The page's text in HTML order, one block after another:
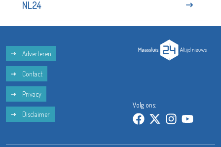
NL24
Adverteren
Contact
Privacy
Disclaimer
Volg ons: